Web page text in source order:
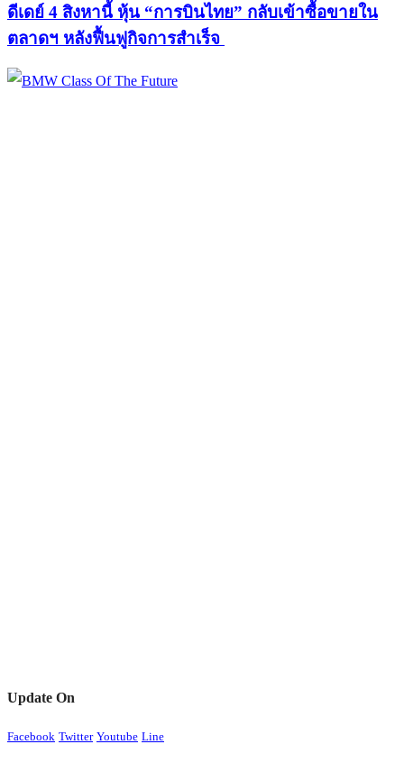
ดีเดย์ 4 สิงหานี้ หุ้น “การบินไทย” กลับเข้าซื้อขายใน
ตลาดฯ หลังฟื้นฟูกิจการสำเร็จ
Update On
Facebook Twitter Youtube Line